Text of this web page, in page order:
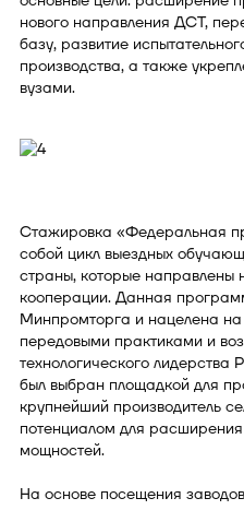
нового направления ДСТ,
базу, развитие
производства, а также
вузами.
Стажировка «Федеральная
собой цикл выездных
страны, которые
кооперации. Данная
Минпромторга и нацелена
передовыми практиками и
технологического
был выбран площадкой для
крупнейший производитель
потенциалом для
мощностей.
На основе посещения